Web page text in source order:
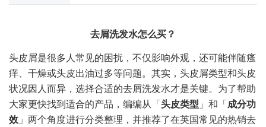
去屑洗发水怎么买？
头皮屑是很多人常见的困扰，不仅影响外观，还可能伴随瘙
痒、干燥或头皮出油过多等问题。其实，头皮屑类型和头皮
状况因人而异，选择合适的去屑洗发水才是关键。为了帮助
大家更快找到适合的产品，编编从「头皮类型 」和「成分功
效 」两个角度进行分类整理，并推荐了在英国常见的热销去